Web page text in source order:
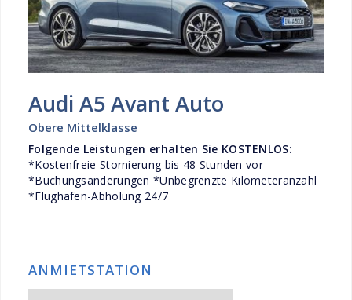
Audi A5 Avant Auto
Obere Mittelklasse
Folgende Leistungen erhalten Sie KOSTENLOS:
*Kostenfreie Stornierung bis 48 Stunden vor
*Buchungsänderungen *Unbegrenzte Kilometeranzahl
*Flughafen-Abholung 24/7
ANMIETSTATION